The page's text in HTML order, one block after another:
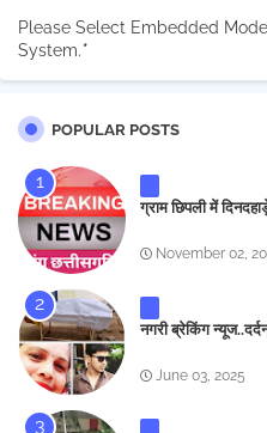
Please Select Embedded
System.*
POPULAR POSTS
ग्राम छिपली में
November 02,
नगरी ब्रेकिंग
June 03, 2025